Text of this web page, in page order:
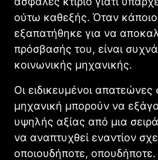
ούτω καθεξής. Όταν
εξαπατήθηκε για να
πρόσβασής του, είναι
κοινωνικής μηχανικής.
Οι ειδικευμένοι απατεώνες
μηχανική μπορούν να
υψηλής αξίας από μια
να αναπτυχθεί εναντίον
οποιουδήποτε, οπουδήποτε.